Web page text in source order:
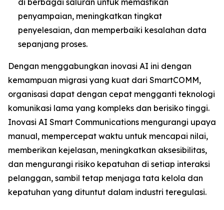
penyampaian, meningkatkan tingkat
penyelesaian, dan memperbaiki kesalahan data
sepanjang proses.
Dengan menggabungkan inovasi AI ini dengan
kemampuan migrasi yang kuat dari SmartCOMM,
organisasi dapat dengan cepat mengganti teknologi
komunikasi lama yang kompleks dan berisiko tinggi.
Inovasi AI Smart Communications mengurangi upaya
manual, mempercepat waktu untuk mencapai nilai,
memberikan kejelasan, meningkatkan aksesibilitas,
dan mengurangi risiko kepatuhan di setiap interaksi
pelanggan, sambil tetap menjaga tata kelola dan
kepatuhan yang dituntut dalam industri teregulasi.